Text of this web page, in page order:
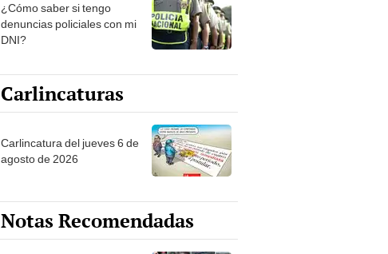
la ONPE
¿Cómo saber si tengo
denuncias policiales con mi
DNI?
Carlincaturas
Carlincatura del jueves 6 de
agosto de 2026
Notas Recomendadas